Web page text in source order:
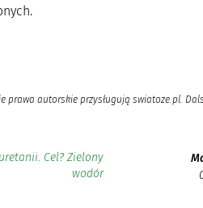
prawa autorskie przysługują swiatoze.pl.
Cel? Zielony
wodór